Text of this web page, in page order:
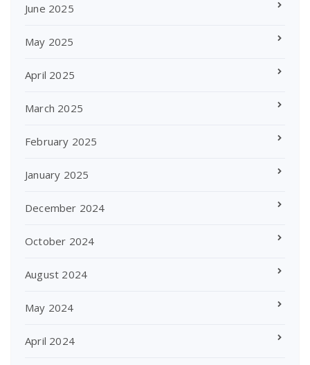
June 2025
May 2025
April 2025
March 2025
February 2025
January 2025
December 2024
October 2024
August 2024
May 2024
April 2024